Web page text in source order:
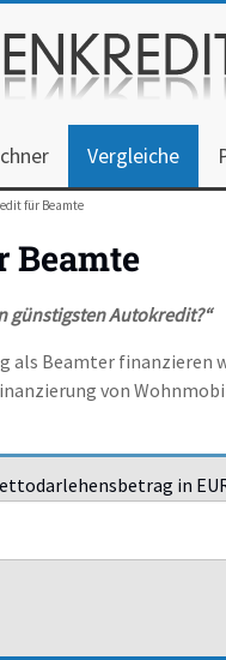
Vergleiche
für Beamte
Beamte
günstigsten Autokredit?“
als Beamter finanzieren
von
in